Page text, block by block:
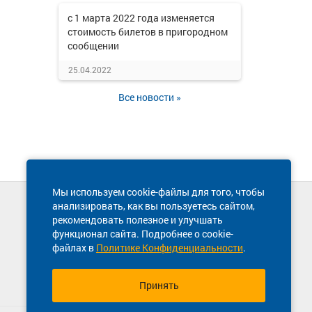
с 1 марта 2022 года изменяется
стоимость билетов в пригородном
сообщении
25.04.2022
Все новости »
Мы используем cookie-файлы для того, чтобы
анализировать, как вы пользуетесь сайтом,
рекомендовать полезное и улучшать
функционал сайта. Подробнее о cookie-
файлах в Политике Конфиденциальности.
Принять
Техническая поддержка сайта
8 800 600-03-38